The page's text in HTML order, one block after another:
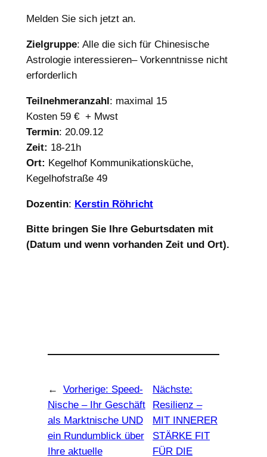
Melden Sie sich jetzt an.
Zielgruppe: Alle die sich für Chinesische
Astrologie interessieren– Vorkenntnisse nicht
erforderlich
Teilnehmeranzahl: maximal 15
Kosten 59 € + Mwst
Termin: 20.09.12
Zeit: 18-21h
Ort: Kegelhof Kommunikationsküche,
Kegelhofstraße 49
Dozentin: Kerstin Röhricht
Bitte bringen Sie Ihre Geburtsdaten mit
(Datum und wenn vorhanden Zeit und Ort).
← Vorherige: Speed-
Nische – Ihr Geschäft
als Marktnische UND
ein Rundumblick über
Ihre aktuelle
Nächste:
Resilienz –
MIT INNERER
STÄRKE FIT
FÜR DIE